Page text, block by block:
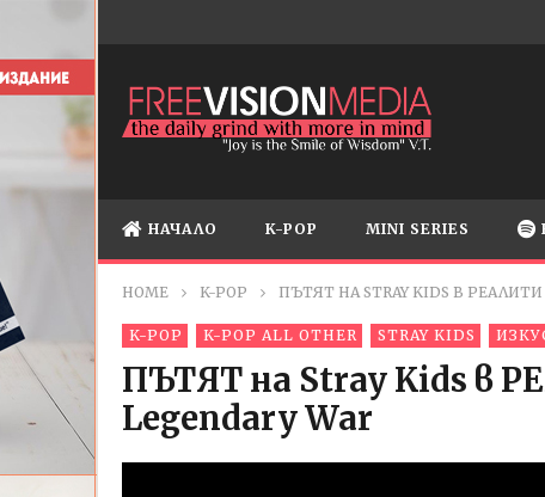
НАЧАЛО K-POP MINI SERIES
HOME K-POP ПЪТЯТ НА STRAY KIDS В РЕАЛИТИ
K-POP K-POP ALL OTHER STRAY KIDS
ПЪТЯТ на Stray Kids в
Legendary War